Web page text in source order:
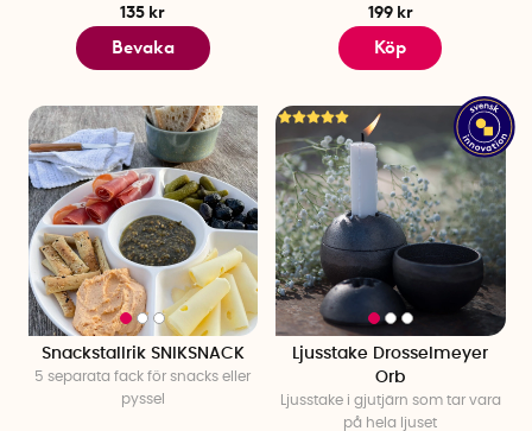
135 kr
Bevaka
199 kr
Köp
Snackstallrik SNIKSNACK
5 separata fack för snacks eller
pyssel
Ljusstake Drosselmeyer
Orb
Ljusstake i gjutjärn som tar vara
på hela ljuset